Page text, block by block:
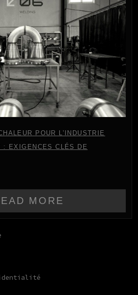
POUR L’INDUSTRIE
: EXIGENCES CLÉS DE
MORE